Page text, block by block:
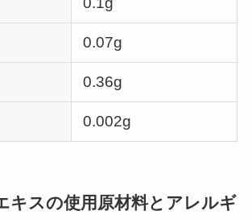
0.07g
0.36g
0.002g
キスの使用原材料とアレルギ